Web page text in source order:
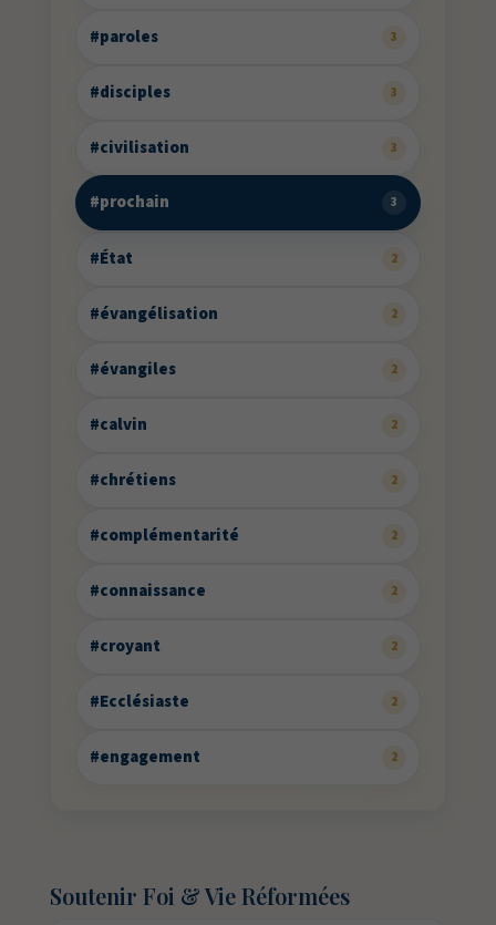
#paroles 3
#disciples 3
#civilisation 3
#prochain 3
#État 2
#évangélisation 2
#évangiles 2
#calvin 2
#chrétiens 2
#complémentarité 2
#connaissance 2
#croyant 2
#Ecclésiaste 2
#engagement 2
Soutenir Foi & Vie Réformées